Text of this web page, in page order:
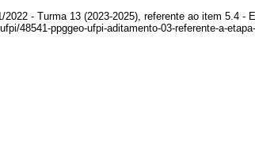
- Turma 13 (2023-2025), referente ao item 5.4
48541-ppggeo-ufpi-aditamento-03-referente-a-